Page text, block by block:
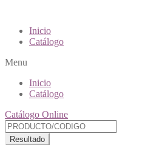
Inicio
Catálogo
Menu
Inicio
Catálogo
Catálogo Online
Resultado